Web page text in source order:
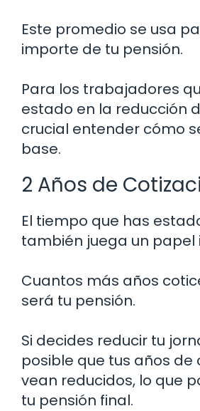
Este promedio se usa
importe de tu pensión.
Para los trabajadores
estado en la reducción
crucial entender cómo
base.
2 Años de
El tiempo que has
también juega un
Cuantos más años
será tu pensión.
Si decides reducir tu
posible que tus años de
vean reducidos, lo que
tu pensión final.